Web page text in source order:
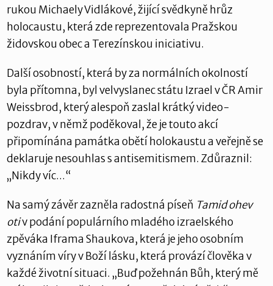
rukou Michaely Vidlákové, žijící svědkyně hrůz
holocaustu, která zde reprezentovala Pražskou
židovskou obec a Terezínskou iniciativu.
Další osobností, která by za normálních okolností
byla přítomna, byl velvyslanec státu Izrael v ČR Amir
Weissbrod, který alespoň zaslal krátký video-
pozdrav, v němž poděkoval, že je touto akcí
připomínána památka obětí holokaustu a veřejně se
deklaruje nesouhlas s antisemitismem. Zdůraznil:
„Nikdy víc...“
Na samý závěr zazněla radostná píseň Tamid ohev
otiv podání populárního mladého izraelského
zpěváka Iframa Shaukova, která je jeho osobním
vyznáním víry v Boží lásku, která provází člověka v
každé životní situaci. „Buď požehnán Bůh, který mě